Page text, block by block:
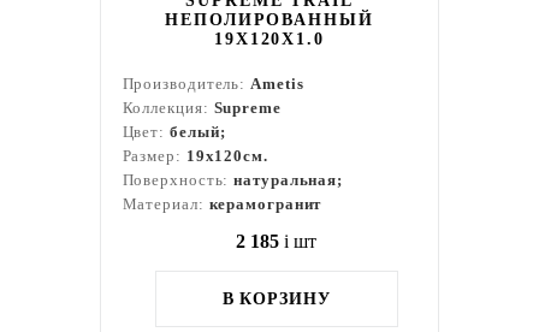
НЕПОЛИРОВАННЫЙ
19X120X1.0
Производитель:Ametis
Коллекция: Supreme
Цвет: белый;
Размер: 19x120см.
Поверхность:натуральная;
Материал: керамогранит
2 185 i шт
В КОРЗИНУ